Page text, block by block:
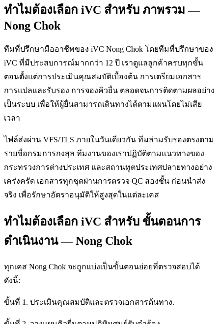
ทำไมต้องเลือก iVC สำหรับ ภาพรวม —
Nong Chok
ทีมที่ปรึกษามืออาชีพของ iVC Nong Chok โดยทีมที่ปรึกษาของ
iVC ที่มีประสบการณ์มากกว่า 12 ปี เราดูแลลูกค้าครบทุกขั้น
ตอนตั้งแต่การประเมินคุณสมบัติเบื้องต้น การเตรียมเอกสาร
การแปลและรับรอง การจองคิวยื่น ตลอดจนการติดตามผลอย่าง
เป็นระบบ เพื่อให้ผู้ยื่นสามารถเดินทางได้ตามแผนโดยไม่เสีย
เวลา
ไฟล์ส่งผ่าน VFS/TLS ภายในวันเดียวกัน ทีมล่ามรับรองตรงตาม
รายชื่อกรมการกงสุล ทีมงานของเราปฏิบัติตามแนวทางของ
กระทรวงการต่างประเทศ และสถานทูตประเทศปลายทางอย่าง
เคร่งครัด เอกสารทุกชุดผ่านการตรวจ QC สองชั้น ก่อนนำส่ง
จริง เพื่อรักษาอัตราอนุมัติให้สูงสุดในแต่ละเคส
ทำไมต้องเลือก iVC สำหรับ ขั้นตอนการ
ดำเนินงาน — Nong Chok
ทุกเคส Nong Chok จะถูกแบ่งเป็นขั้นตอนย่อยที่ตรวจสอบได้
ดังนี้:
ขั้นที่ 1. ประเมินคุณสมบัติและตรวจเอกสารต้นทาง.